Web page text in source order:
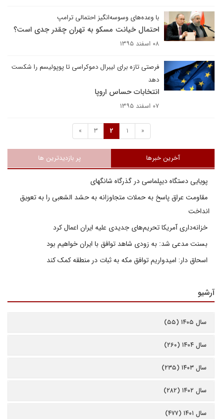
با وعده‌های وسوسه‌انگیز احتمالی ترامپ
احتمال خیانت مسکو به تهران چقدر جدی است؟
۰۸ اسفند ۱۳۹۵
فرصتی تازه برای لیبرال دموکراسی تا پوپولیسم را شکست
دهد
انتخابات حساس اروپا
۰۷ اسفند ۱۳۹۵
«
1
2
3
»
آخرین خبرها پر بازدیدترین ها
پویایی دستگاه دیپلماسی در گذرگاه شانگهای
مقاومت عراق پاسخ به حملات متجاوزانه به حشد الشعبی را به تعویق
انداخت
خزانه‌داری آمریکا تحریم‌های جدیدی علیه ایران اعمال کرد
بسنت مدعی شد: به زودی شاهد توافق با ایران خواهیم بود
اسحاق دار: امیدواریم توافق مکه به ثبات در منطقه کمک کند
آرشیو
سال ۱۴۰۵ (۵۵)
سال ۱۴۰۴ (۲۶۰)
سال ۱۴۰۳ (۲۳۵)
سال ۱۴۰۲ (۲۸۲)
سال ۱۴۰۱ (۴۷۷)